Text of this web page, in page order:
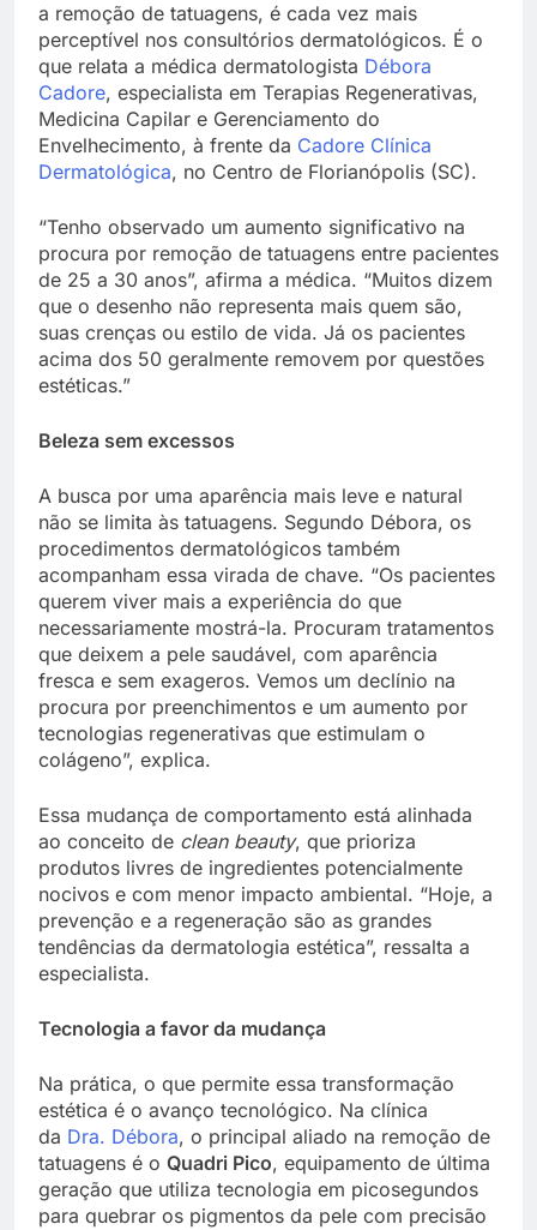
a remoção de tatuagens, é cada vez mais
perceptível nos consultórios dermatológicos. É o
que relata a médica dermatologista Débora
Cadore, especialista em Terapias Regenerativas,
Medicina Capilar e Gerenciamento do
Envelhecimento, à frente da Cadore Clínica
Dermatológica, no Centro de Florianópolis (SC).
“Tenho observado um aumento significativo na
procura por remoção de tatuagens entre pacientes
de 25 a 30 anos”, afirma a médica. “Muitos dizem
que o desenho não representa mais quem são,
suas crenças ou estilo de vida. Já os pacientes
acima dos 50 geralmente removem por questões
estéticas.”
Beleza sem excessos
A busca por uma aparência mais leve e natural
não se limita às tatuagens. Segundo Débora, os
procedimentos dermatológicos também
acompanham essa virada de chave. “Os pacientes
querem viver mais a experiência do que
necessariamente mostrá-la. Procuram tratamentos
que deixem a pele saudável, com aparência
fresca e sem exageros. Vemos um declínio na
procura por preenchimentos e um aumento por
tecnologias regenerativas que estimulam o
colágeno”, explica.
Essa mudança de comportamento está alinhada
ao conceito de clean beauty, que prioriza
produtos livres de ingredientes potencialmente
nocivos e com menor impacto ambiental. “Hoje, a
prevenção e a regeneração são as grandes
tendências da dermatologia estética”, ressalta a
especialista.
Tecnologia a favor da mudança
Na prática, o que permite essa transformação
estética é o avanço tecnológico. Na clínica
da Dra. Débora, o principal aliado na remoção de
tatuagens é o Quadri Pico, equipamento de última
geração que utiliza tecnologia em picosegundos
para quebrar os pigmentos da pele com precisão